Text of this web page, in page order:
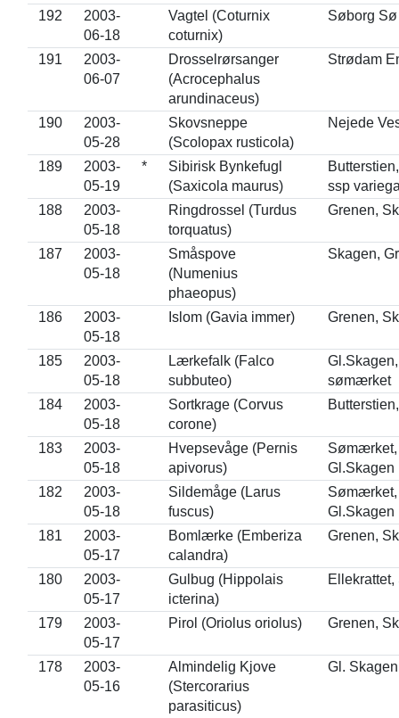
192
2003-
06-18
Vagtel (Coturnix
coturnix)
Søborg Sø
191
2003-
06-07
Drosselrørsanger
(Acrocephalus
arundinaceus)
Strødam
190
2003-
05-28
Skovsneppe
(Scolopax rusticola)
Nejede
189
2003-
05-19
*
Sibirisk Bynkefugl
(Saxicola maurus)
ssp
188
2003-
05-18
Ringdrossel (Turdus
torquatus)
Grenen,
187
2003-
05-18
Småspove
(Numenius
phaeopus)
Skagen,
186
2003-
05-18
Islom (Gavia immer) Grenen,
185
2003-
05-18
Lærkefalk (Falco
subbuteo)
Gl.Skagen,
sømærket
184
2003-
05-18
Sortkrage (Corvus
corone)
183
2003-
05-18
Hvepsevåge (Pernis
apivorus)
Sømærket,
Gl.Skagen
182
2003-
05-18
Sildemåge (Larus
fuscus)
Sømærket,
Gl.Skagen
181
2003-
05-17
Bomlærke (Emberiza
calandra)
Grenen,
180
2003-
05-17
Gulbug (Hippolais
icterina)
Ellekrattet,
179
2003-
05-17
Pirol (Oriolus oriolus) Grenen,
178
2003-
05-16
Almindelig Kjove
(Stercorarius
parasiticus)
Gl.